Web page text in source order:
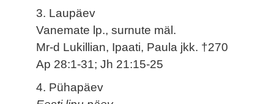
3. Laupäev
Vanemate lp., surnute mäl.
Mr-d Lukillian, Ipaati, Paula jkk. †270
Ap 28:1-31; Jh 21:15-25
4. Pühapäev